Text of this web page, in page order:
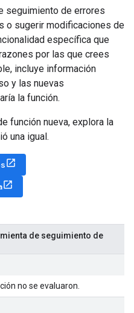
seguimiento de errores
o sugerir modificaciones de
específica que
por las que crees
incluye información
y las nuevas
la función.
función nueva, explora la
una igual.
de seguimiento de
no se evaluaron.